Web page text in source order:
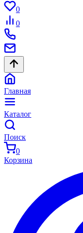
0
0
Главная
Каталог
Поиск
0
Корзина